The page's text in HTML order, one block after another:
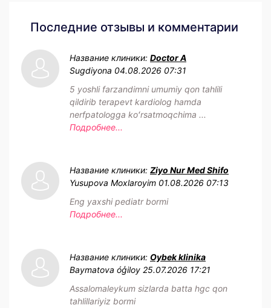
Последние отзывы и комментарии
Название клиники: Doctor A
Sugdiyona 04.08.2026 07:31
5 yoshli farzandimni umumiy qon tahlili
qildirib terapevt kardiolog hamda
nerfpatologga koʻrsatmoqchima ...
Подробнее...
Название клиники: Ziyo Nur Med Shifo
Yusupova Moxlaroyim 01.08.2026 07:13
Eng yaxshi pediatr bormi
Подробнее...
Название клиники: Oybek klinika
Baymatova óģiloy 25.07.2026 17:21
Assalomaleykum sizlarda batta hgc qon
tahlillariyiz bormi